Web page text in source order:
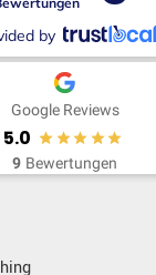
by
Google Reviews
5.0
9 Bewertungen